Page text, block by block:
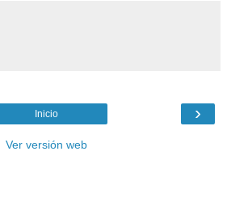
›
Inicio
Ver versión web